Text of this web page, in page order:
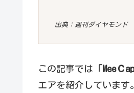
出典：週刊ダイヤモン
この記事では 「MeeＣap
エアを紹介しています。